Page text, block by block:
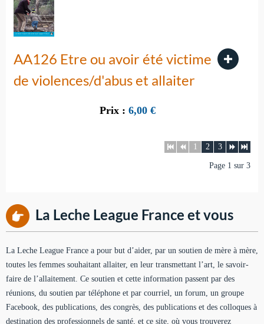
AA126 Etre ou avoir été victime
de violences/d'abus et allaiter
Prix : 6,00 €
1 2 3
Page 1 sur 3
La Leche League France et vous
La Leche League France a pour but d’aider, par un soutien de mère à mère,
toutes les femmes souhaitant allaiter, en leur transmettant l’art, le savoir-
faire de l’allaitement. Ce soutien et cette information passent par des
réunions, du soutien par téléphone et par courriel, un forum, un groupe
Facebook, des publications, des congrès, des publications et des colloques à
destination des professionnels de santé, et ce site, où vous trouverez